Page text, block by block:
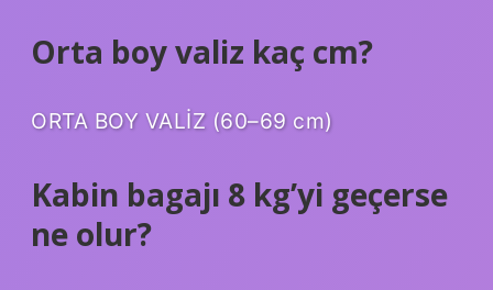
Orta boy valiz kaç cm?
ORTA BOY VALİZ (60–69 cm)
Kabin bagajı 8 kg’yi geçerse
ne olur?